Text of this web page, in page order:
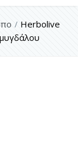
Herbolive